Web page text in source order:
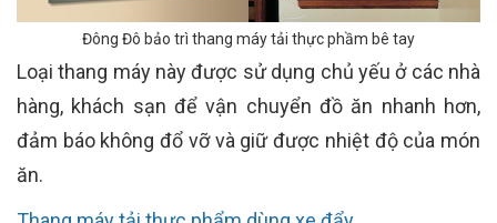
Đông Đô bảo trì thang máy tải thực phầm bê tay
Loại thang máy này được sử dụng chủ yếu ở các nhà
hàng, khách sạn để vận chuyển đồ ăn nhanh hơn,
đảm báo không đổ vỡ và giữ được nhiệt độ của món
ăn.